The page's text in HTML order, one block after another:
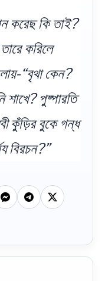
করেছ কি তাই?
করিলে
“বৃথা কেন?
শাখে? পুষ্পারতি
কুঁড়ির বুকে গন্ধ
বিরচন?”